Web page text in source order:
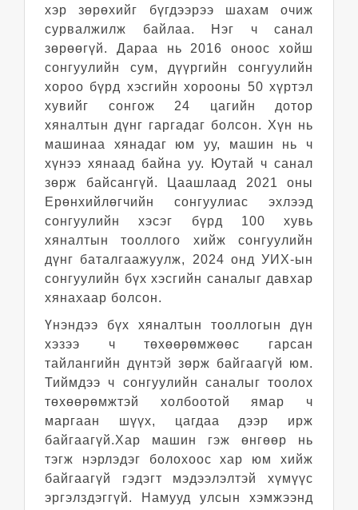
хэр зөрөхийг бүгдээрээ шахам очиж
сурвалжилж байлаа. Нэг ч санал
зөрөөгүй. Дараа нь 2016 оноос хойш
сонгуулийн сум, дүүргийн сонгуулийн
хороо бүрд хэсгийн хорооны 50 хүртэл
хувийг сонгож 24 цагийн дотор
хяналтын дүнг гаргадаг болсон. Хүн нь
машинаа хянадаг юм уу, машин нь ч
хүнээ хянаад байна уу. Юутай ч санал
зөрж байсангүй. Цаашлаад 2021 оны
Ерөнхийлөгчийн сонгуулиас эхлээд
сонгуулийн хэсэг бүрд 100 хувь
хяналтын тооллого хийж сонгуулийн
дүнг баталгаажуулж, 2024 онд УИХ-ын
сонгуулийн бүх хэсгийн саналыг давхар
хянахаар болсон.
Үнэндээ бүх хяналтын тооллогын дүн
хэзээ ч төхөөрөмжөөс гарсан
тайлангийн дүнтэй зөрж байгаагүй юм.
Тиймдээ ч сонгуулийн саналыг тоолох
төхөөрөмжтэй холбоотой ямар ч
маргаан шүүх, цагдаа дээр ирж
байгаагүй.Хар машин гэж өнгөөр нь
тэгж нэрлэдэг болохоос хар юм хийж
байгаагүй гэдэгт мэдээлэлтэй хүмүүс
эргэлздэггүй. Намууд улсын хэмжээнд